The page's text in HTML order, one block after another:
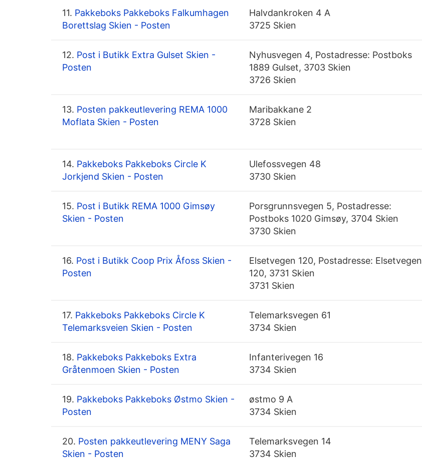
11. Pakkeboks Pakkeboks Falkumhagen
Borettslag Skien - Posten
Halvdankroken 4 A
3725 Skien
12. Post i Butikk Extra Gulset Skien -
Posten
Nyhusvegen 4, Postadresse: Postboks
1889 Gulset, 3703 Skien
3726 Skien
13. Posten pakkeutlevering REMA 1000
Moflata Skien - Posten
Maribakkane 2
3728 Skien
14. Pakkeboks Pakkeboks Circle K
Jorkjend Skien - Posten
Ulefossvegen 48
3730 Skien
15. Post i Butikk REMA 1000 Gimsøy
Skien - Posten
Porsgrunnsvegen 5, Postadresse:
Postboks 1020 Gimsøy, 3704 Skien
3730 Skien
16. Post i Butikk Coop Prix Åfoss Skien -
Posten
Elsetvegen 120, Postadresse: Elsetvegen
120, 3731 Skien
3731 Skien
17. Pakkeboks Pakkeboks Circle K
Telemarksveien Skien - Posten
Telemarksvegen 61
3734 Skien
18. Pakkeboks Pakkeboks Extra
Gråtenmoen Skien - Posten
Infanterivegen 16
3734 Skien
19. Pakkeboks Pakkeboks Østmo Skien -
Posten
østmo 9 A
3734 Skien
20. Posten pakkeutlevering MENY Saga
Skien - Posten
Telemarksvegen 14
3734 Skien